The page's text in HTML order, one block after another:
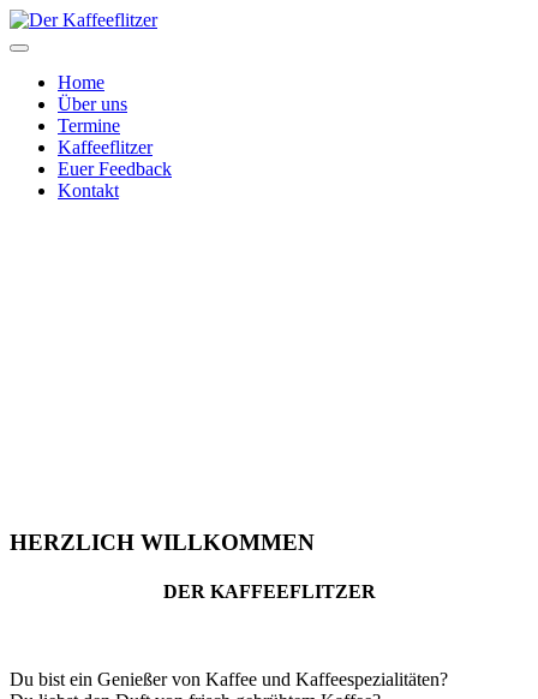
Home
Über uns
Termine
Kaffeeflitzer
Euer Feedback
Kontakt
HERZLICH WILLKOMMEN
DER KAFFEEFLITZER
Du bist ein Genießer von Kaffee und Kaffeespezialitäten?